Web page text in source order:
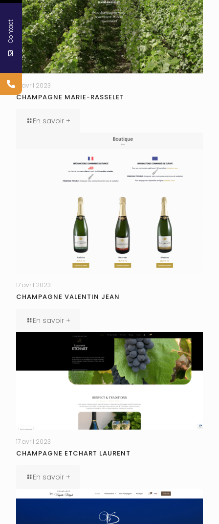
17 avril 2023
CHAMPAGNE MARIE-RASSELET
En savoir +
17 avril 2023
CHAMPAGNE VALENTIN JEAN
En savoir +
17 avril 2023
CHAMPAGNE ETCHART LAURENT
En savoir +
Contact